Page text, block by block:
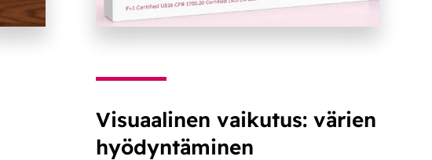
Visuaalinen vaikutus: värien
hyödyntäminen